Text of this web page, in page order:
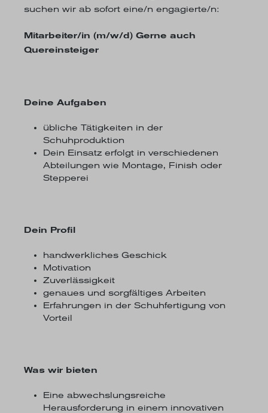
suchen wir ab sofort eine/n engagierte/n:
Mitarbeiter/in (m/w/d) Gerne auch
Quereinsteiger
Deine Aufgaben
übliche Tätigkeiten in der
Schuhproduktion
Dein Einsatz erfolgt in verschiedenen
Abteilungen wie Montage, Finish oder
Stepperei
Dein Profil
handwerkliches Geschick
Motivation
Zuverlässigkeit
genaues und sorgfältiges Arbeiten
Erfahrungen in der Schuhfertigung von
Vorteil
Was wir bieten
Eine abwechslungsreiche
Herausforderung in einem innovativen